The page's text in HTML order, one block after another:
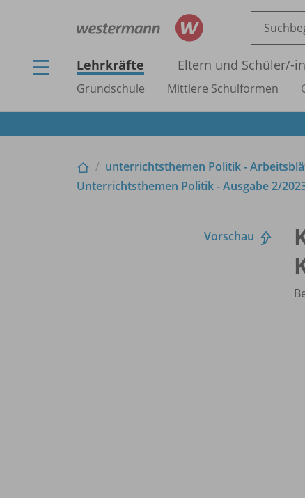
Lehrkräfte Eltern und Schüler/-
Grundschule Mittlere Schulformen
unterrichtsthemen Politik -
Unterrichtsthemen Politik - Ausgabe 2/
Vorschau